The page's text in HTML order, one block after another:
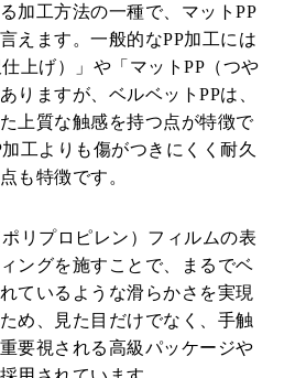
加工方法の一種で、マットPP
えます。一般的なPP加工には
仕上げ）」や「マットPP（つや
りますが、ベルベットPPは、
上質な触感を持つ点が特徴で
工よりも傷がつきにくく耐久
も特徴です。
リプロピレン）フィルムの表
ングを施すことで、まるでベ
ているような滑らかさを実現
め、見た目だけでなく、手触
要視される高級パッケージや